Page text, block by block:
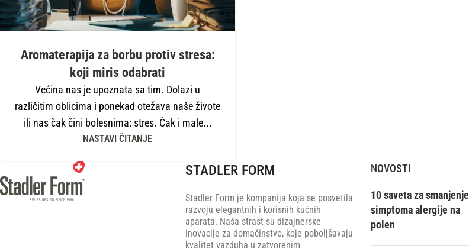
Aromaterapija za borbu protiv stresa:
koji miris odabrati
Većina nas je upoznata sa tim. Dolazi u
različitim oblicima i ponekad otežava naše živote
ili nas čak čini bolesnima: stres. Čak i male...
NASTAVI ČITANJE
STADLER FORM
Stadler Form je kompanija koja se posvetila
razvoju elegantnih i korisnih kućnih
aparata. Naša strast su dizajnerske
inovacije za domaćinstvo, koje poboljšavaju
kvalitet vazduha u zatvorenim
NOVOSTI
10 saveta za smanjenje
simptoma alergije na
polen